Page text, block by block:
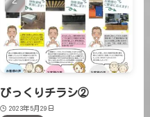
びっくりチラシ②
2023年5月29日